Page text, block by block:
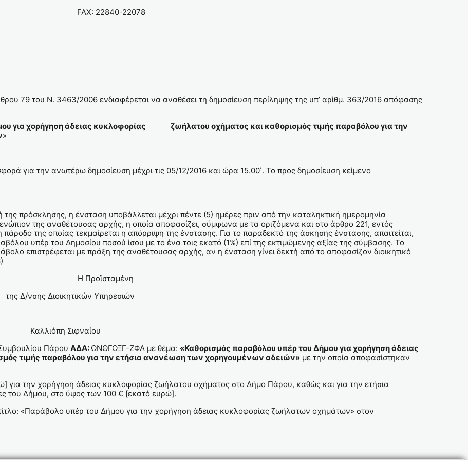
FAX: 22840-22078
79 του Ν. 3463/2006 ενδιαφέρεται να αναθέσει τη δημοσίευση περίληψης της υπ’ αρίθμ. 363/2016 απόφασης
για χορήγηση άδειας κυκλοφορίας ζωήλατου οχήματος και καθορισμός τιμής παραβόλου για την
»
για την ανωτέρω δημοσίευση μέχρι τις 05/12/2016 και ώρα 15.00΄. Το προς δημοσίευση κείμενο
πρόσκλησης, η ένσταση υποβάλλεται μέχρι πέντε (5) ημέρες πριν από την καταληκτική ημερομηνία
της αναθέτουσας αρχής, η οποία αποφασίζει, σύμφωνα με τα οριζόμενα και στο άρθρο 221, εντός
της οποίας τεκμαίρεται η απόρριψη της ένστασης. Για το παραδεκτό της άσκησης ένστασης, απαιτείται,
υπέρ του Δημοσίου ποσού ίσου με το ένα τοις εκατό (1%) επί της εκτιμώμενης αξίας της σύμβασης. Το
επιστρέφεται με πράξη της αναθέτουσας αρχής, αν η ένσταση γίνει δεκτή από το αποφασίζον διοικητικό
Υπηρεσιών
Πάρου ΑΔΑ:ΩΝΘΓΩΞΓ-ΖΦΑ με θέμα: «Καθορισμός παραβόλου υπέρ του Δήμου για χορήγηση άδειας
τιμής παραβόλου για την ετήσια ανανέωση των χορηγουμένων αδειών» με την οποία αποφασίστηκαν
την χορήγηση άδειας κυκλοφορίας ζωήλατου οχήματος στο Δήμο Πάρου, καθώς και για την ετήσια
του Δήμου, στο ύψος των 100 € [εκατό ευρώ].
«Παράβολο υπέρ του Δήμου για την χορήγηση άδειας κυκλοφορίας ζωήλατων οχημάτων» στον